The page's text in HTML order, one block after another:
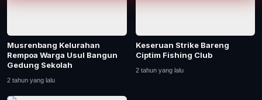
Contact
Banten
Musrenbang Kelurahan
Rempoa Warga Usul Bangun
Gedung Sekolah
2 tahun yang lalu
Keseruan Strike Bareng
Ciptim Fishing Club
2 tahun yang lalu